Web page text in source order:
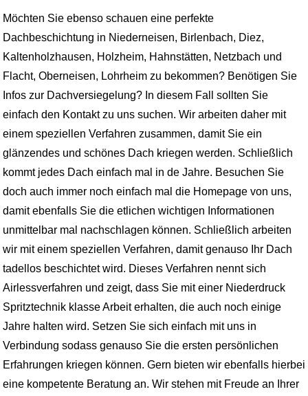
Möchten Sie ebenso schauen eine perfekte
Dachbeschichtung in Niederneisen, Birlenbach, Diez,
Kaltenholzhausen, Holzheim, Hahnstätten, Netzbach und
Flacht, Oberneisen, Lohrheim zu bekommen? Benötigen Sie
Infos zur Dachversiegelung? In diesem Fall sollten Sie
einfach den Kontakt zu uns suchen. Wir arbeiten daher mit
einem speziellen Verfahren zusammen, damit Sie ein
glänzendes und schönes Dach kriegen werden. Schließlich
kommt jedes Dach einfach mal in de Jahre. Besuchen Sie
doch auch immer noch einfach mal die Homepage von uns,
damit ebenfalls Sie die etlichen wichtigen Informationen
unmittelbar mal nachschlagen können. Schließlich arbeiten
wir mit einem speziellen Verfahren, damit genauso Ihr Dach
tadellos beschichtet wird. Dieses Verfahren nennt sich
Airlessverfahren und zeigt, dass Sie mit einer Niederdruck
Spritztechnik klasse Arbeit erhalten, die auch noch einige
Jahre halten wird. Setzen Sie sich einfach mit uns in
Verbindung sodass genauso Sie die ersten persönlichen
Erfahrungen kriegen können. Gern bieten wir ebenfalls hierbei
eine kompetente Beratung an. Wir stehen mit Freude an Ihrer